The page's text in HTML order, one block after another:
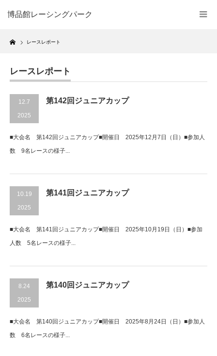
博品館レーシングパーク
Home
レースレポート
レースレポート
12.7
2025
第142回ジュニアカップ
■大会名 第142回ジュニアカップ■開催日 2025年12月7日（日）■参加人
数 9名レースの様子...
10.19
2025
第141回ジュニアカップ
■大会名 第141回ジュニアカップ■開催日 2025年10月19日（日）■参加
人数 5名レースの様子...
8.24
2025
第140回ジュニアカップ
■大会名 第140回ジュニアカップ■開催日 2025年8月24日（日）■参加人
数 6名レースの様子...